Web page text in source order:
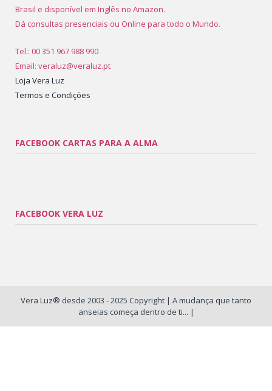
Brasil e disponível em Inglês no Amazon.
Dá consultas presenciais ou Online para todo o Mundo.
Tel.: 00 351 967 988 990
Email: veraluz@veraluz.pt
Loja Vera Luz
Termos e Condições
FACEBOOK CARTAS PARA A ALMA
FACEBOOK VERA LUZ
Vera Luz® desde 2003 - 2025 Copyright | A mudança que tanto
anseias começa dentro de ti... |